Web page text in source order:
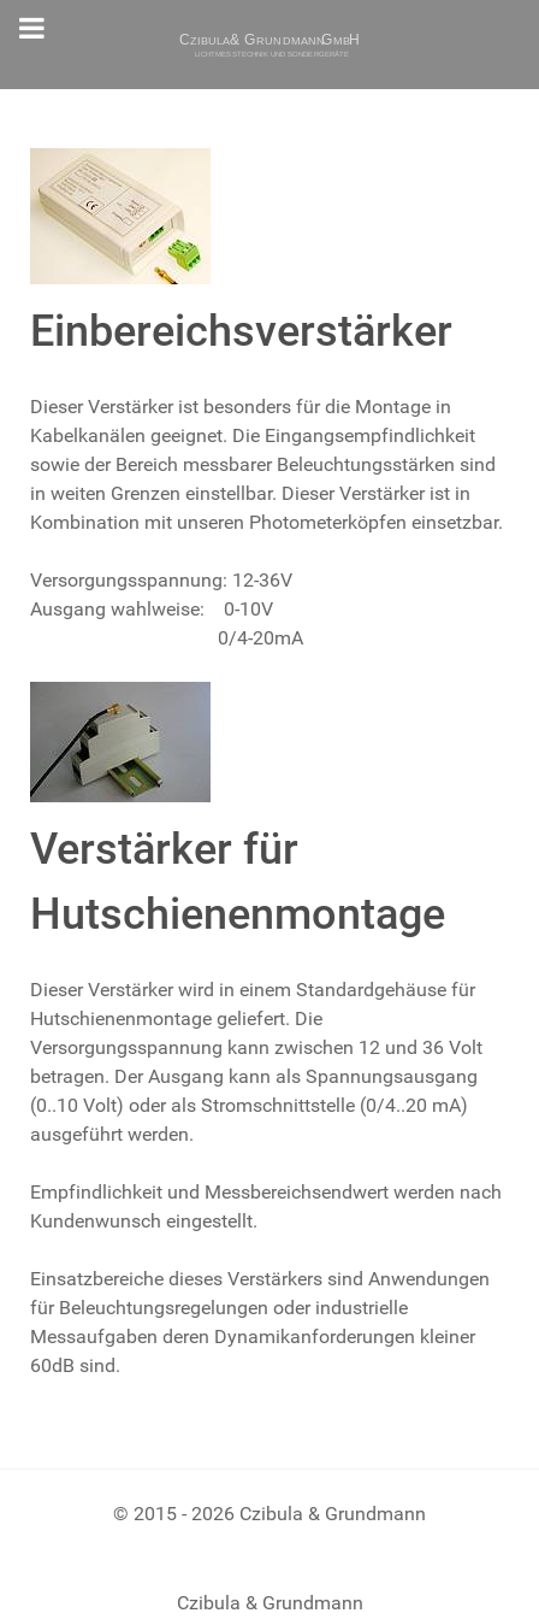
Einbereichsverstärker
Dieser Verstärker ist besonders für die Montage in
Kabelkanälen geeignet. Die Eingangsempfindlichkeit
sowie der Bereich messbarer Beleuchtungsstärken sind
in weiten Grenzen einstellbar. Dieser Verstärker ist in
Kombination mit unseren Photometerköpfen einsetzbar.
Versorgungsspannung: 12-36V
Ausgang wahlweise: 0-10V
0/4-20mA
Verstärker für
Hutschienenmontage
Dieser Verstärker wird in einem Standardgehäuse für
Hutschienenmontage geliefert. Die
Versorgungsspannung kann zwischen 12 und 36 Volt
betragen. Der Ausgang kann als Spannungsausgang
(0..10 Volt) oder als Stromschnittstelle (0/4..20 mA)
ausgeführt werden.
Empfindlichkeit und Messbereichsendwert werden nach
Kundenwunsch eingestellt.
Einsatzbereiche dieses Verstärkers sind Anwendungen
für Beleuchtungsregelungen oder industrielle
Messaufgaben deren Dynamikanforderungen kleiner
60dB sind.
© 2015 - 2026 Czibula & Grundmann
Czibula & Grundmann